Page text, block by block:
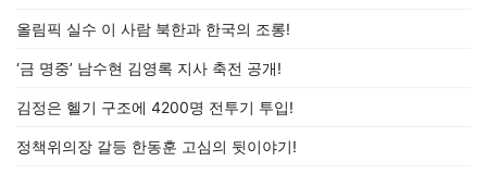
올림픽 실수 이 사람 북한과 한국의 조롱!
‘금 명중’ 남수현 김영록 지사 축전 공개!
김정은 헬기 구조에 4200명 전투기 투입!
정책위의장 갈등 한동훈 고심의 뒷이야기!